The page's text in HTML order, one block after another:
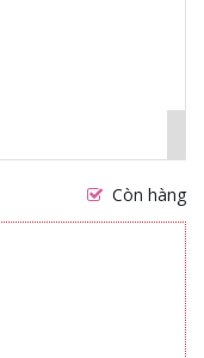
Còn hàng